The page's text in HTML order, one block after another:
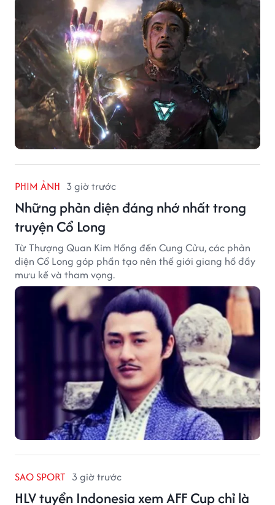
PHIM ẢNH 3 giờ trước
Những phản diện đáng nhớ nhất trong
truyện Cổ Long
Từ Thượng Quan Kim Hồng đến Cung Cửu, các phản
diện Cổ Long góp phần tạo nên thế giới giang hồ đầy
mưu kế và tham vọng.
SAO SPORT 3 giờ trước
HLV tuyển Indonesia xem AFF Cup chỉ là